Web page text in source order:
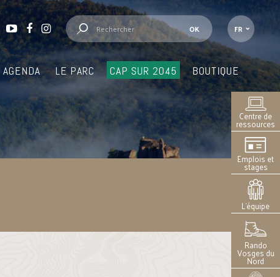
FR
AGENDA LE PARC CAP SUR 2045 BOUTIQUE
Centre de
ressources
Emplois et
stages
L’équipe
Rando
Vosges du
Nord